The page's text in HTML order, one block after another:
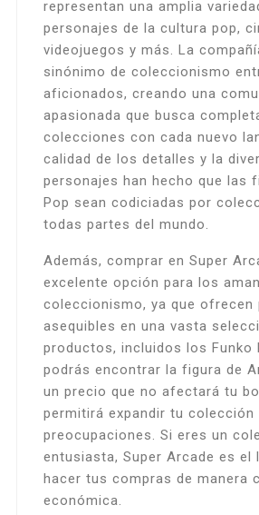
representan una amplia
personajes de la cultura pop,
videojuegos y más. La
sinónimo de coleccionismo
aficionados, creando una
apasionada que busca
colecciones con cada nuevo
calidad de los detalles y la
personajes han hecho que las
Pop sean codiciadas por
todas partes del mundo.
Además, comprar en Super
excelente opción para los
coleccionismo, ya que ofrecen
asequibles en una vasta
productos, incluidos los Funko
podrás encontrar la figura de
un precio que no afectará tu
permitirá expandir tu colección
preocupaciones. Si eres un
entusiasta, Super Arcade es el
hacer tus compras de manera
económica.